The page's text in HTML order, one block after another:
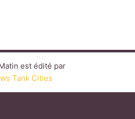
est édité par
Tank Cities